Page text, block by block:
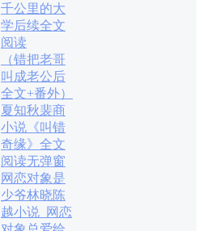
千公里的大
学后续全文
阅读
（错把老哥
叫成老公后
全文+番外）
夏知秋裴商
小说《叫错
奇缘》全文
阅读无弹窗
网恋对象是
少爷林晓陈
越小说_网恋